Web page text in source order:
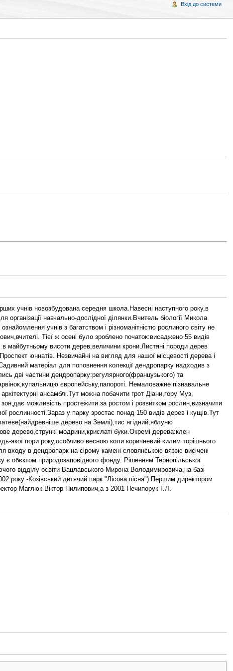
учнів новозбудована середня школа.Навесні наступного року,в
навчально-дослідної ділянки.Вчитель біології Микола
учнів з багатством і різноманітністю рослиного світу не
Тієї ж осені було зроблено початок:висаджено 55 видів
в майбутньому висоти дерев,величини крони.Листяні породи дерев
юннатів. Незвичайні на вигляд для нашої місцевості дерева і
матеріал для поповнення колекції дендропарку надходив з
дві частини дендропарку:регулярного(французького) та
європейську,папороті. Немаловажне пізнавальне
ансамблі.Тут можна побачити грот Діани,гору Муз,
можливість простежити за ростом і розвитком рослин,визначити
рослинності.Зараз у парку зростає понад 150 видів дерев і кущів.Тут
дерево на Землі),тис ягідний,яблуню
дерево,стрункі модрини,крислаті буки.Окремі дерева:клен
якої пори року,особливо весною коли коричневий килим торішнього
входу в дендропарк на сірому камені словянською вяззю висічені
обєктом природозаповідного фонду. Рішенням Тернопільської
відділу освіти Вацлавського Мирона Володимировича,на базі
року -Козівський дитячий парк "Лісова пісня").Першим директором
Маглюк Віктор Пилипович,а з 2001-Нечипорук Г.Л.
Вхід до системи